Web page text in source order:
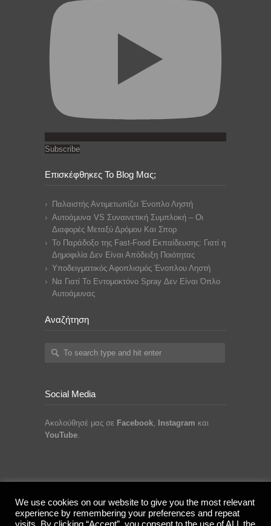
Subscribe
Επισκέφθηκες Το Blog Μας;
Παλαιστής Αντιμετωπίζει Ένοπλο Ληστή
Αυτοάμυνα VS Συναινετική Συμπλοκή – Οι
Διαφορές Μεταξύ Δρόμου Και Σπορ
Το Παράδοξο της Fast-Food Εκπαίδευσης: Γιατί η
Δημοφιλία Δεν Είναι Απόδειξη Ποιότητας
Υποδειγματικός Αφοπλισμός Ένοπλου Ληστή
Να Γιατί Το Εντομοκτόνο Spray Δεν Είναι Όπλο
Αυτοάμυνας
Αναζήτηση
Social Media
Ακολούθησέ μας σε Facebook, Instagram και
YouTube.
© 2013 - 2026 Streetwise Krav Maga. All Rights
Reserved.
We use cookies on our website to give you the most relevant
experience by remembering your preferences and repeat